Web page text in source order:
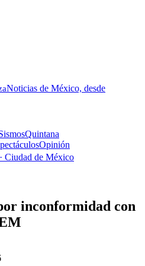
Noticias de México, desde
Quintana
Opinión
· Ciudad de México
inconformidad con